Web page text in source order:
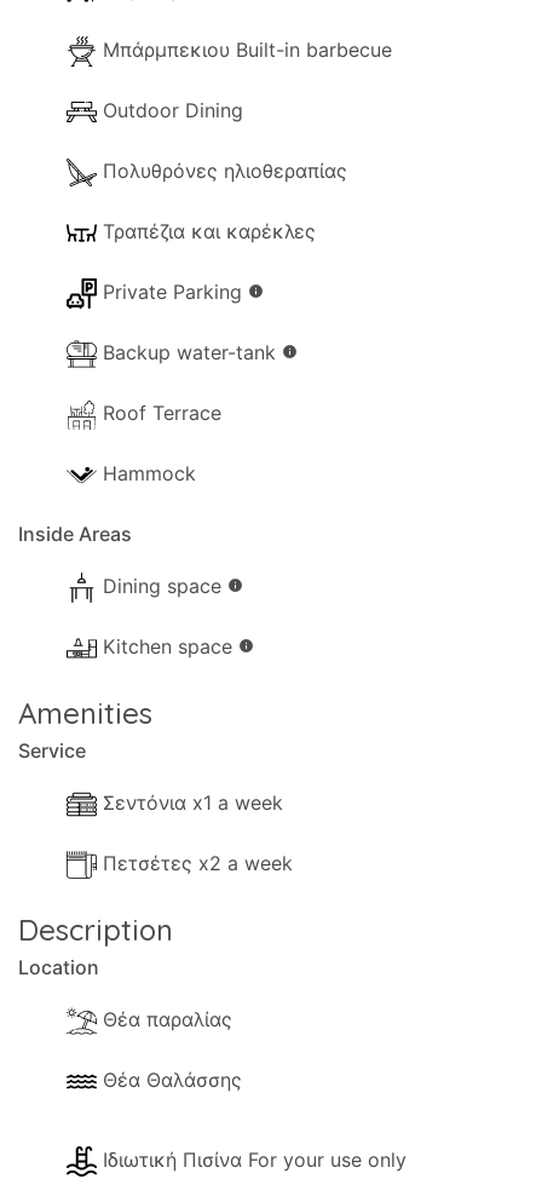
Η Villa Arbanassi προσφέρει τον τέλειο
ακτής. Δεν είναι περίεργο που οι επισκέπτες
επιστρέφουν χρόνο με το χρόνο για να
απολαύσουν αυτό το αξέχαστο κομμάτι
παραδείσου.
Μπάρμπεκιου Built-in barbecue
Outdoor Dining
Πολυθρόνες ηλιοθεραπίας
Τραπέζια και καρέκλες
Private Parking info
Backup water-tank info
Roof Terrace
Hammock
Inside Areas
Dining space info
Kitchen space info
Amenities
Service
Σεντόνια x1 a week
Πετσέτες x2 a week
Description
Location
Θέα παραλίας
Θέα Θαλάσσης
Ιδιωτική Πισίνα For your use only